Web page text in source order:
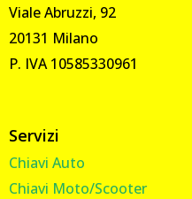
Viale Abruzzi, 92
20131 Milano
P. IVA 10585330961
Servizi
Chiavi Auto
Chiavi Moto/Scooter